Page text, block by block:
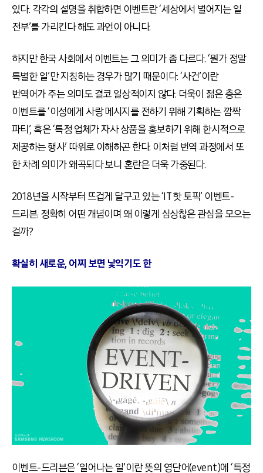
있다. 각각의 설명을 취합하면 이벤트란 ‘세상에서 벌어지는 일
전부’를 가리킨다 해도 과언이 아니다.
하지만 한국 사회에서 이벤트는 그 의미가 좀 다르다. ‘뭔가 정말
특별한 일’만 지칭하는 경우가 많기 때문이다. ‘사건’이란
번역어가 주는 의미도 결코 일상적이지 않다. 더욱이 젊은 층은
이벤트를 ‘이성에게 사랑 메시지를 전하기 위해 기획하는 깜짝
파티’, 혹은 ‘특정 업체가 자사 상품을 홍보하기 위해 한시적으로
제공하는 행사’ 따위로 이해하곤 한다. 이처럼 번역 과정에서 또
한 차례 의미가 왜곡되다 보니 혼란은 더욱 가중된다.
2018년을 시작부터 뜨겁게 달구고 있는 ‘IT 핫 토픽’ 이벤트-
드리븐. 정확히 어떤 개념이며 왜 이렇게 심상찮은 관심을 모으는
걸까?
확실히 새로운, 어찌 보면 낯익기도 한
이벤트-드리븐은 ‘일어나는 일’이란 뜻의 영단어(event)에 ‘특정